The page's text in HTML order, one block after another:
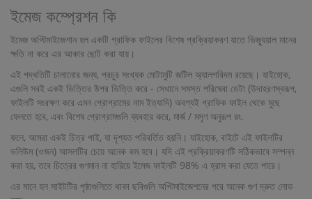
ইমেজ কম্প্রেশন কি
ইমেজ অপ্টিমাইজেশান হল একটি গ্রাফিক ফাইলের বিশেষ প্রক্রিয়াকরণ যাতে ভিজ্যুয়াল মানের
ক্ষতি না করে এর আকার ছোট করা যায়।
এই পদ্ধতিটি চালানোর জন্য, প্রচুর সংখ্যক মোটামুটি জটিল অ্যালগরিদম রয়েছে। যাইহোক,
এগুলি সবই একই ভিত্তির উপর ভিত্তি করে - সেখানে সমস্ত পরিষেবা ডেটা (উদাহরণস্বরূপ,
ফাইলটি সংরক্ষণ করে এমন প্রোগ্রামের নাম ইত্যাদি) অবশ্যই গ্রাফিক ফাইল থেকে মুছে
ফেলতে হবে, এবং বিশেষ প্রোগ্রামগুলি ব্যবহার করে, মার্জ / মসৃণ অনুরূপ রং.
ফলে, আমরা একই চিত্র পাই, যা দৃশ্যত পরিবর্তিত হয়নি। যাইহোক, বাইটে এই ফাইলটির
ভলিউম (ওজন) আসলটির চেয়ে অনেক কম হবে। যদি এই প্রক্রিয়াকরণটি সঠিকভাবে সম্পন্ন
করা হয়, তবে চিত্রের গুণমান না হারিয়ে ইমেজ ফাইলটি 98% এ হ্রাস করা যেতে পারে।
এর মানে হল সাইটটির পৃষ্ঠাগুলিতে থাকা ছবিগুলি অপ্টিমাইজেশনের পরে অনেক গুণ দ্রুত লোড